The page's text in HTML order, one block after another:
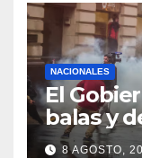
NACIONALES
El
balas y
protesta
8 AGOSTO,